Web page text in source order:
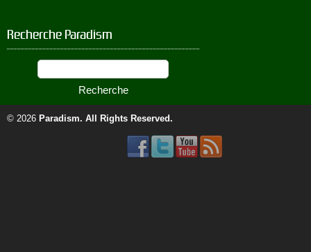
Recherche Paradism
© 2026 Paradism. All Rights Reserved.